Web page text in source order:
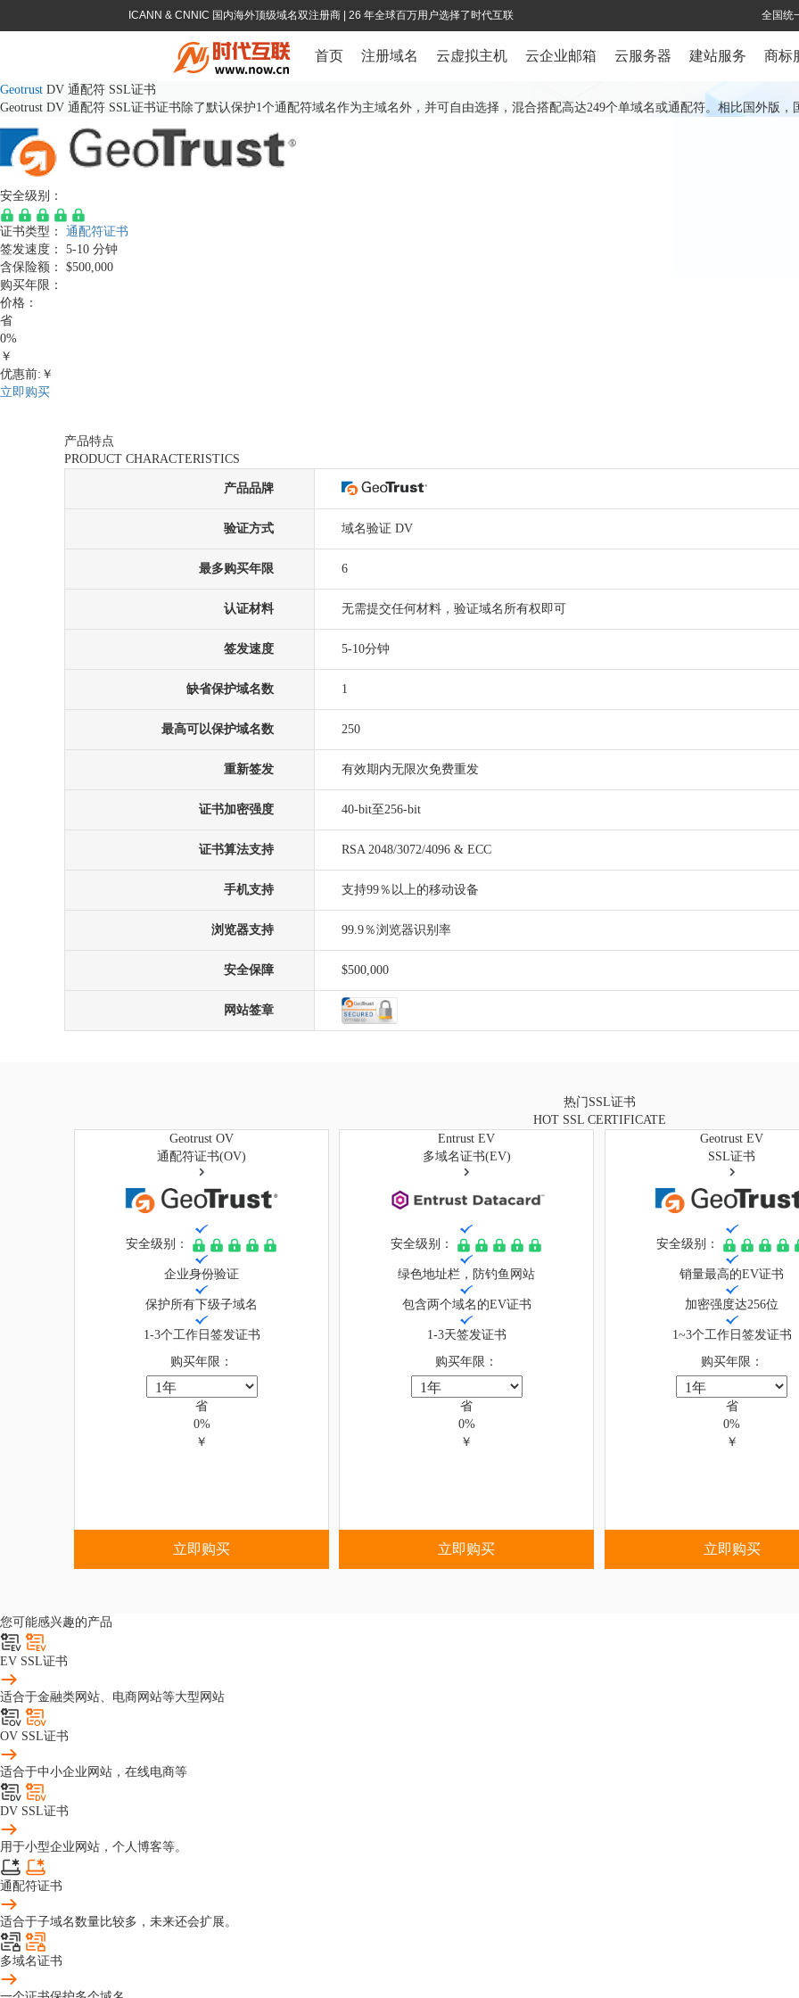
ICANN & CNNIC 国内海外顶级域名双注册商 | 26 年全球百万用户选择了时代互联 全国统
首页 注册域名 云虚拟主机 云企业邮箱 云服务器 建站服务 商标
Geotrust DV 通配符 SSL证书
Geotrust DV 通配符 SSL证书证书除了默认保护1个通配符域名作为主域名外，并可自由选择，混合搭配高达249个单域名或通配符。相比国外版
安全级别：
证书类型：
通配符证书
签发速度：
5-10 分钟
含保险额：
$500,000
购买年限：
价格：
省
0%
￥
优惠前:￥
立即购买
产品特点
PRODUCT CHARACTERISTICS
产品品牌
验证方式 域名验证 DV
最多购买年限 6
认证材料 无需提交任何材料，验证域名所有权即可
签发速度 5-10分钟
缺省保护域名数 1
最高可以保护域名数 250
重新签发 有效期内无限次免费重发
证书加密强度 40-bit至256-bit
证书算法支持 RSA 2048/3072/4096 & ECC
手机支持 支持99％以上的移动设备
浏览器支持 99.9％浏览器识别率
安全保障 $500,000
网站签章
热门SSL证书
HOT SSL CERTIFICATE
Geotrust OV
通配符证书(OV)
安全级别：
企业身份验证
保护所有下级子域名
1-3个工作日签发证书
购买年限：
省
0%
￥
立即购买
Entrust EV
多域名证书(EV)
安全级别：
绿色地址栏，防钓鱼网站
包含两个域名的EV证书
1-3天签发证书
购买年限：
省
0%
￥
立即购买
Geotrust EV
SSL证书
安全级别：
销量最高的EV证书
加密强度达256位
1~3个工作日签发证书
购买年限：
省
0%
￥
立即购买
您可能感兴趣的产品
EV SSL证书
适合于金融类网站、电商网站等大型网站
OV SSL证书
适合于中小企业网站，在线电商等
DV SSL证书
用于小型企业网站，个人博客等。
通配符证书
适合于子域名数量比较多，未来还会扩展。
多域名证书